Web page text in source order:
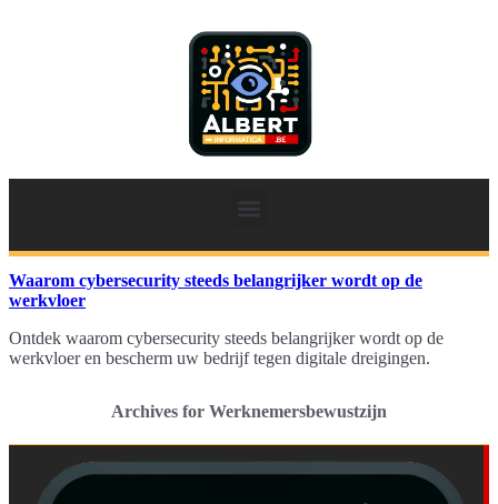
Waarom cybersecurity steeds belangrijker wordt op de
werkvloer
Ontdek waarom cybersecurity steeds belangrijker wordt op de
werkvloer en bescherm uw bedrijf tegen digitale dreigingen.
Archives for Werknemersbewustzijn